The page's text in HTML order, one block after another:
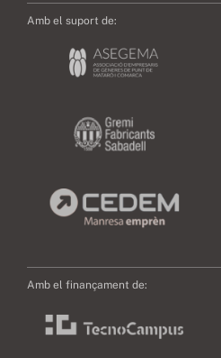
Amb el suport de:
Amb el finançament de: